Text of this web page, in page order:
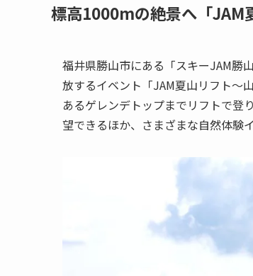
標高1000mの絶景へ「JAM
福井県勝山市にある「スキーJAM勝
放するイベント「JAM夏山リフト～
あるゲレンデトップまでリフトで登
望できるほか、さまざまな自然体験